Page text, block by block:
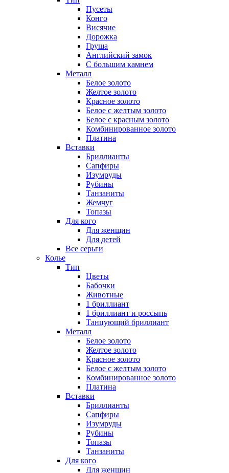
Пусеты
Конго
Висячие
Дорожка
Груша
Английский замок
С большим камнем
Металл
Белое золото
Желтое золото
Красное золото
Белое с желтым золото
Белое с красным золото
Комбинированное золото
Платина
Вставки
Бриллианты
Сапфиры
Изумруды
Рубины
Танзаниты
Жемчуг
Топазы
Для кого
Для женщин
Для детей
Все серьги
Колье
Тип
Цветы
Бабочки
Животные
1 бриллиант
1 бриллиант и россыпь
Танцующий бриллиант
Металл
Белое золото
Желтое золото
Красное золото
Белое с желтым золото
Комбинированное золото
Платина
Вставки
Бриллианты
Сапфиры
Изумруды
Рубины
Топазы
Танзаниты
Для кого
Для женщин